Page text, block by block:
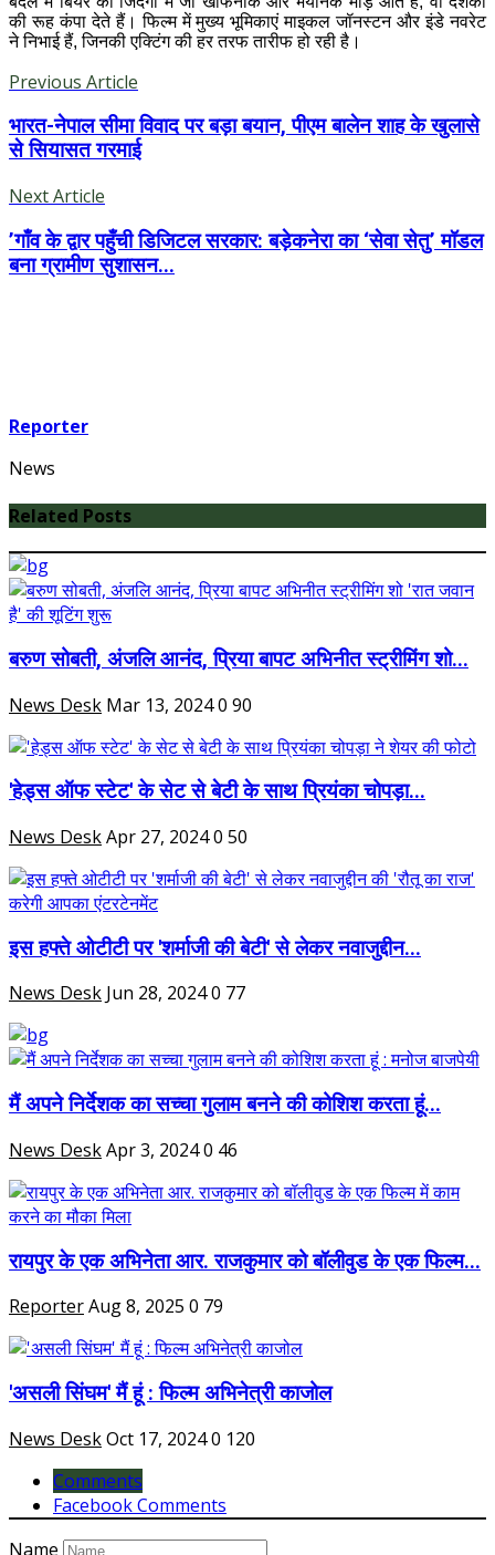
की रूह कंपा देते हैं। फिल्म में मुख्य भूमिकाएं माइकल जॉनस्टन और इंडे नवरेट
ने निभाई हैं, जिनकी एक्टिंग की हर तरफ तारीफ हो रही है।
Previous Article
भारत-नेपाल सीमा विवाद पर बड़ा बयान, पीएम बालेन शाह के खुलासे
से सियासत गरमाई
Next Article
’गाँव के द्वार पहुँची डिजिटल सरकार: बड़ेकनेरा का ‘सेवा सेतु’ मॉडल
बना ग्रामीण सुशासन...
Reporter
News
Related Posts
बरुण सोबती, अंजलि आनंद, प्रिया बापट अभिनीत स्ट्रीमिंग शो...
News Desk Mar 13, 20240 90
'हेड्स ऑफ स्टेट' के सेट से बेटी के साथ प्रियंका चोपड़ा...
News DeskApr 27, 20240 50
इस हफ्ते ओटीटी पर 'शर्माजी की बेटी' से लेकर नवाजुद्दीन...
News Desk Jun 28, 20240 77
मैं अपने निर्देशक का सच्चा गुलाम बनने की कोशिश करता हूं...
News DeskApr 3, 20240 46
रायपुर के एक अभिनेता आर. राजकुमार को बॉलीवुड के एक फिल्म...
ReporterAug 8, 2025 0 79
'असली सिंघम' मैं हूं : फिल्म अभिनेत्री काजोल
News DeskOct 17, 20240 120
Comments
Facebook Comments
Name